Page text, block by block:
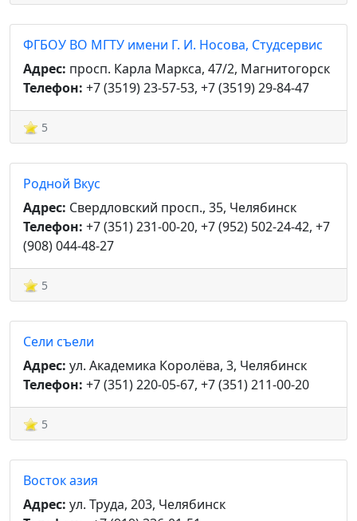
ФГБОУ ВО МГТУ имени Г. И. Носова, Студсервис
Адрес: просп. Карла Маркса, 47/2, Магнитогорск
Телефон: +7 (3519) 23-57-53, +7 (3519) 29-84-47
5
Родной Вкус
Адрес: Свердловский просп., 35, Челябинск
Телефон: +7 (351) 231-00-20, +7 (952) 502-24-42, +7
(908) 044-48-27
5
Сели съели
Адрес: ул. Академика Королёва, 3, Челябинск
Телефон: +7 (351) 220-05-67, +7 (351) 211-00-20
5
Восток азия
Адрес: ул. Труда, 203, Челябинск